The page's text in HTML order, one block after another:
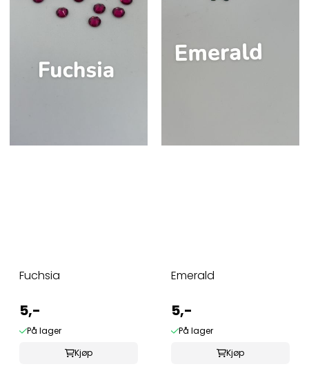
Fuchsia
5,-
På lager
Kjøp
Emerald
5,-
På lager
Kjøp